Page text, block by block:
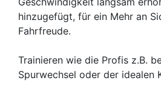
hinzugefügt, für ein Mehr an
Fahrfreude.
Trainieren wie die Profis z.B.
Spurwechsel oder der idealen